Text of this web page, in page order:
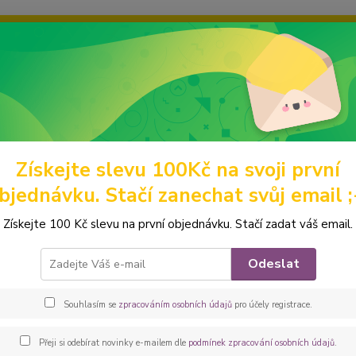
grafiku? Mám jich mnohem víc – napište mi a společně
Hledat
Kabelky a batohy BATOHY A BATŮŽKY Batohy Peštovka
batůžek EVERYDAY
ve
se
Získejte slevu 100Kč na svoji první
Stačí zanechat svůj email
Získejte 100 Kč slevu na první objednávku. Stačí zadat váš email.
Odeslat
Souhlasím se zpracováním osobních údajůpro účely registrace.
Přeji si odebírat novinky e-mailem dle podmínek zpracování osobních údajů.